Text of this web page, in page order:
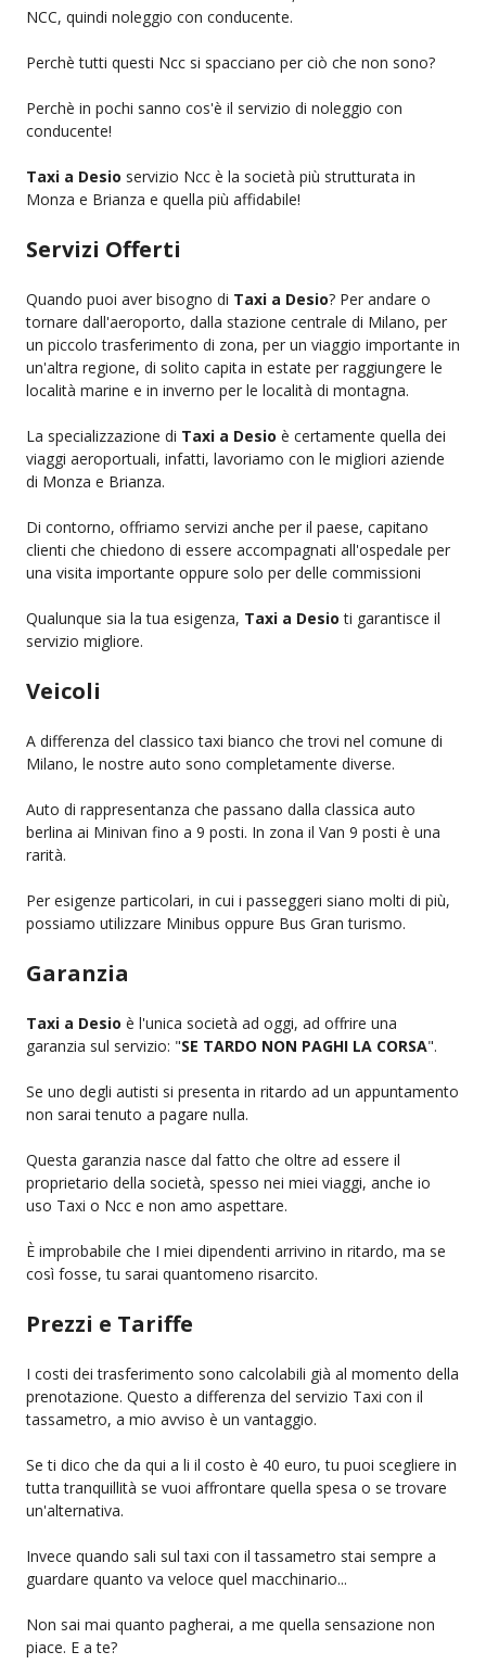
NCC, quindi noleggio con conducente.
Perchè tutti questi Ncc si spacciano per ciò che non sono?
Perchè in pochi sanno cos'è il servizio di noleggio con
conducente!
Taxi a Desio servizio Ncc è la società più strutturata in
Monza e Brianza e quella più affidabile!
Servizi Offerti
Quando puoi aver bisogno di Taxi a Desio? Per andare o
tornare dall'aeroporto, dalla stazione centrale di Milano, per
un piccolo trasferimento di zona, per un viaggio importante in
un'altra regione, di solito capita in estate per raggiungere le
località marine e in inverno per le località di montagna.
La specializzazione di Taxi a Desio è certamente quella dei
viaggi aeroportuali, infatti, lavoriamo con le migliori aziende
di Monza e Brianza.
Di contorno, offriamo servizi anche per il paese, capitano
clienti che chiedono di essere accompagnati all'ospedale per
una visita importante oppure solo per delle commissioni
Qualunque sia la tua esigenza, Taxi a Desio ti garantisce il
servizio migliore.
Veicoli
A differenza del classico taxi bianco che trovi nel comune di
Milano, le nostre auto sono completamente diverse.
Auto di rappresentanza che passano dalla classica auto
berlina ai Minivan fino a 9 posti. In zona il Van 9 posti è una
rarità.
Per esigenze particolari, in cui i passeggeri siano molti di più,
possiamo utilizzare Minibus oppure Bus Gran turismo.
Garanzia
Taxi a Desio è l'unica società ad oggi, ad offrire una
garanzia sul servizio: "SE TARDO NON PAGHI LA CORSA".
Se uno degli autisti si presenta in ritardo ad un appuntamento
non sarai tenuto a pagare nulla.
Questa garanzia nasce dal fatto che oltre ad essere il
proprietario della società, spesso nei miei viaggi, anche io
uso Taxi o Ncc e non amo aspettare.
È improbabile che I miei dipendenti arrivino in ritardo, ma se
così fosse, tu sarai quantomeno risarcito.
Prezzi e Tariffe
I costi dei trasferimento sono calcolabili già al momento della
prenotazione. Questo a differenza del servizio Taxi con il
tassametro, a mio avviso è un vantaggio.
Se ti dico che da qui a li il costo è 40 euro, tu puoi scegliere in
tutta tranquillità se vuoi affrontare quella spesa o se trovare
un'alternativa.
Invece quando sali sul taxi con il tassametro stai sempre a
guardare quanto va veloce quel macchinario...
Non sai mai quanto pagherai, a me quella sensazione non
piace. E a te?